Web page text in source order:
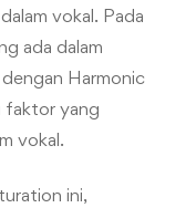
vokal. Pada
ada dalam
Harmonic
faktor yang
vokal.
ini,